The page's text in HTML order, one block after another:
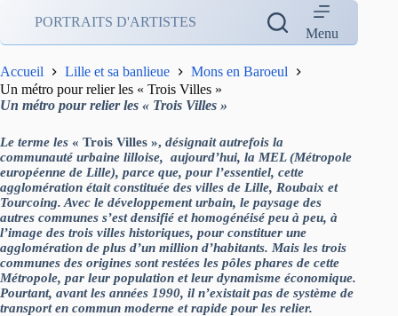
contenu
PORTRAITS D'ARTISTES
Menu
Accueil Lille et sa banlieue
Mons en Baroeul
Un métro pour relier les « Trois Villes »
Un métro pour relier les « Trois Villes »
Le terme les « Trois Villes », désignait autrefois la
communauté urbaine lilloise, aujourd’hui, la MEL (Métropole
européenne de Lille), parce que, pour l’essentiel, cette
agglomération était constituée des villes de Lille, Roubaix et
Tourcoing. Avec le développement urbain, le paysage des
autres communes s’est densifié et homogénéisé peu à peu, à
l’image des trois villes historiques, pour constituer une
agglomération de plus d’un million d’habitants. Mais les trois
communes des origines sont restées les pôles phares de cette
Métropole, par leur population et leur dynamisme économique.
Pourtant, avant les années 1990, il n’existait pas de système de
transport en commun moderne et rapide pour les relier.